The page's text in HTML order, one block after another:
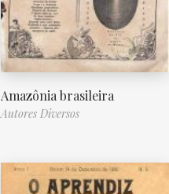
Amazônia brasileira
Autores Diversos